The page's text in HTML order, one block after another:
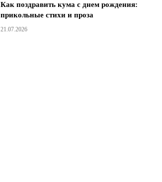
Как поздравить кума с днем ​​рождения:
прикольные стихи и проза
21.07.2026